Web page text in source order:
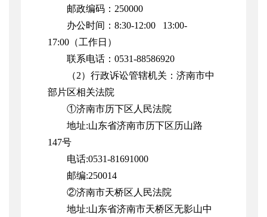
邮政编码：250000
办公时间：8:30-12:00 13:00-
17:00（工作日）
联系电话：0531-88586920
（2）行政诉讼管辖机关：济南市中
部片区相关法院
①济南市历下区人民法院
地址:山东省济南市历下区历山路
147号
电话:0531-81691000
邮编:250014
②济南市天桥区人民法院
地址:山东省济南市天桥区无影山中